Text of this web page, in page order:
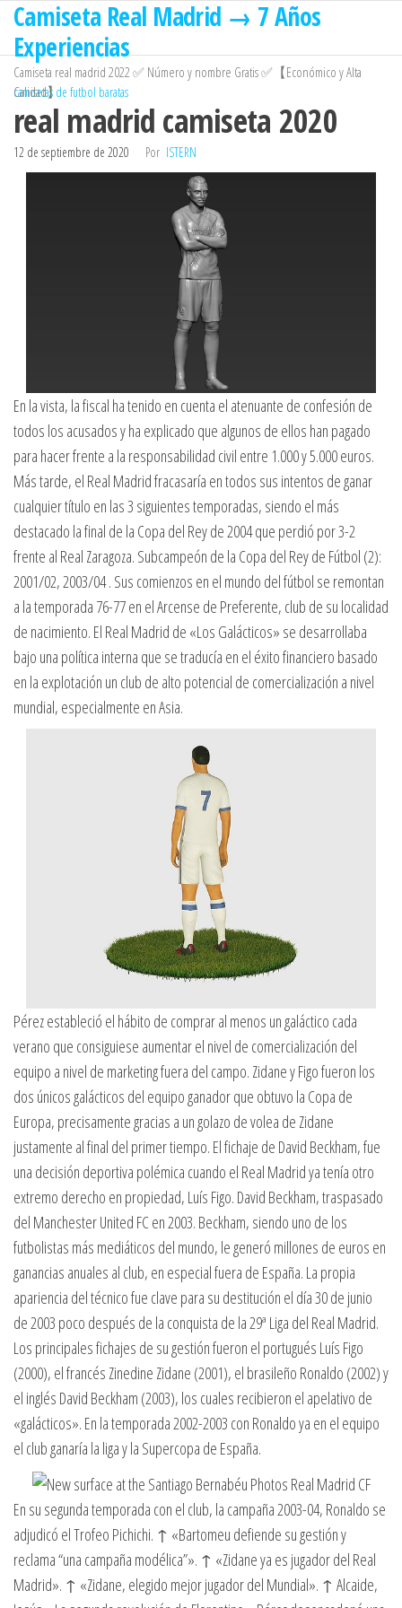
Saltar
contenido
Camiseta Real Madrid → 7 Años
Experiencias
Camiseta real madrid 2022 ✅ Número y nombre Gratis ✅【Económico y Alta
Calidad】
camisetas de futbol baratas
real madrid camiseta 2020
12 de septiembre de 2020 Por ISTERN
En la vista, la fiscal ha tenido en cuenta el atenuante de confesión de
todos los acusados y ha explicado que algunos de ellos han pagado
para hacer frente a la responsabilidad civil entre 1.000 y 5.000 euros.
Más tarde, el Real Madrid fracasaría en todos sus intentos de ganar
cualquier título en las 3 siguientes temporadas, siendo el más
destacado la final de la Copa del Rey de 2004 que perdió por 3-2
frente al Real Zaragoza. Subcampeón de la Copa del Rey de Fútbol (2):
2001/02, 2003/04 . Sus comienzos en el mundo del fútbol se remontan
a la temporada 76-77 en el Arcense de Preferente, club de su localidad
de nacimiento. El Real Madrid de «Los Galácticos» se desarrollaba
bajo una política interna que se traducía en el éxito financiero basado
en la explotación un club de alto potencial de comercialización a nivel
mundial, especialmente en Asia.
Pérez estableció el hábito de comprar al menos un galáctico cada
verano que consiguiese aumentar el nivel de comercialización del
equipo a nivel de marketing fuera del campo. Zidane y Figo fueron los
dos únicos galácticos del equipo ganador que obtuvo la Copa de
Europa, precisamente gracias a un golazo de volea de Zidane
justamente al final del primer tiempo. El fichaje de David Beckham, fue
una decisión deportiva polémica cuando el Real Madrid ya tenía otro
extremo derecho en propiedad, Luís Figo. David Beckham, traspasado
del Manchester United FC en 2003. Beckham, siendo uno de los
futbolistas más mediáticos del mundo, le generó millones de euros en
ganancias anuales al club, en especial fuera de España. La propia
apariencia del técnico fue clave para su destitución el día 30 de junio
de 2003 poco después de la conquista de la 29ª Liga del Real Madrid.
Los principales fichajes de su gestión fueron el portugués Luís Figo
(2000), el francés Zinedine Zidane (2001), el brasileño Ronaldo (2002) y
el inglés David Beckham (2003), los cuales recibieron el apelativo de
«galácticos». En la temporada 2002-2003 con Ronaldo ya en el equipo
el club ganaría la liga y la Supercopa de España.
En su segunda temporada con el club, la campaña 2003-04, Ronaldo se
adjudicó el Trofeo Pichichi. ↑ «Bartomeu defiende su gestión y
reclama “una campaña modélica”». ↑ «Zidane ya es jugador del Real
Madrid». ↑ «Zidane, elegido mejor jugador del Mundial». ↑ Alcaide,